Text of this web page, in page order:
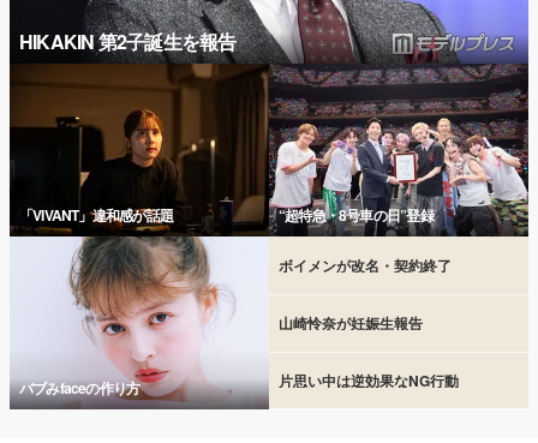
HIKAKIN 第2子誕生を報告
「VIVANT」違和感が話題 “超特急・8号車の日”登録
バブみfaceの作り方
ボイメンが改名・契約終了
山崎怜奈が妊娠生報告
片思い中は逆効果なNG行動